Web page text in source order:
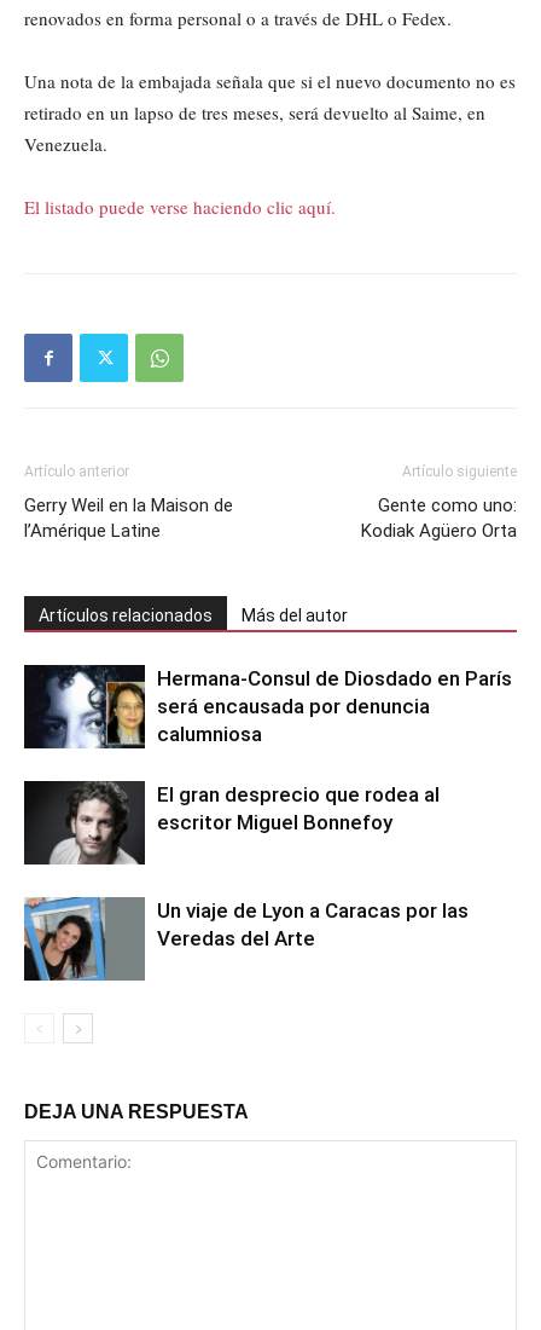
renovados en forma personal o a través de DHL o Fedex.
Una nota de la embajada señala que si el nuevo documento no es
retirado en un lapso de tres meses, será devuelto al Saime, en
Venezuela.
El listado puede verse haciendo clic aquí.
Artículo anterior
Gerry Weil en la Maison de
l’Amérique Latine
Artículo siguiente
Gente como uno:
Kodiak Agüero Orta
Artículos relacionados Más del autor
Hermana-Consul de Diosdado en París
será encausada por denuncia
calumniosa
El gran desprecio que rodea al
escritor Miguel Bonnefoy
Un viaje de Lyon a Caracas por las
Veredas del Arte
DEJA UNA RESPUESTA